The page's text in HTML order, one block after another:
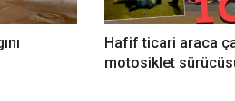
Hafif ticari araca
motosiklet